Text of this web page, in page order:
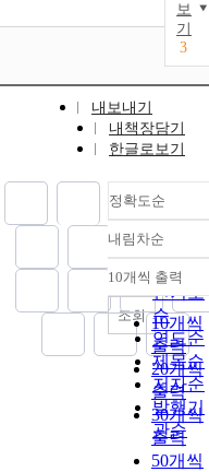
보
기
3
내보내기
내책장담기
한글로보기
정확도순
정확도
순
인기도
순
연도순
제목순
저자순
발행기
관순
내림차순
내림차
10개씩 출력
10개씩
출력
20개씩
출력
30개씩
출력
50개씩
조회